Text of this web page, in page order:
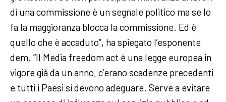
di una commissione è un segnale politico ma se lo
fa la maggioranza blocca la commissione. Ed è
quello che è accaduto”, ha spiegato l’esponente
dem. “Il Media freedom act è una legge europea in
vigore già da un anno, c’erano scadenze precedenti
e tutti i Paesi si devono adeguare. Serve a evitare